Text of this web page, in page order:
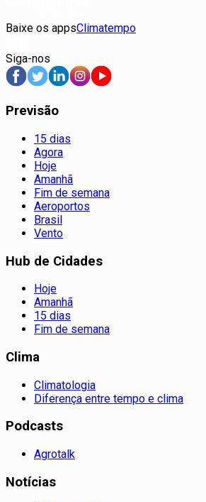
Baixe os appsClimatempo
Siga-nos
Previsão
15 dias
Agora
Hoje
Amanhã
Fim de semana
Aeroportos
Brasil
Vento
Hub de Cidades
Hoje
Amanhã
15 dias
Fim de semana
Clima
Climatologia
Diferença entre tempo e clima
Podcasts
Agrotalk
Notícias